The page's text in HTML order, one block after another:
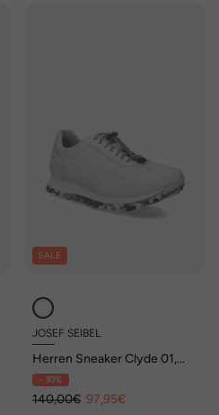
SALE
JOSEF SEIBEL
Herren Sneaker Clyde 01,
weiss
- 30%
140,00€ 97,95€